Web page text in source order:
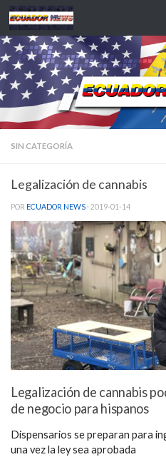
Saltar al contenido
SIN CATEGORÍA
Legalización de cannabis
POR ECUADOR NEWS · 2019-01-14
Legalización de cannabis
de negocio para hispanos
Dispensarios se preparan para
una vez la ley sea aprobada